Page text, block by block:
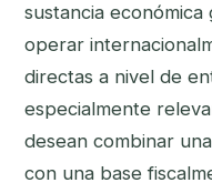
sustancia
operar
directas a nivel de
especialmente
desean combinar
con una base